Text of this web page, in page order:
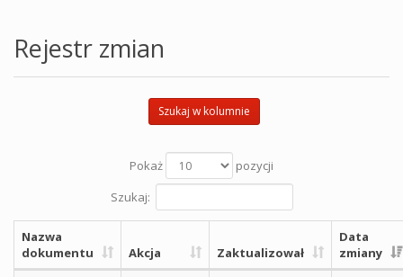
Rejestr zmian
Szukaj w kolumnie
Pokaż
pozycji
Szukaj:
Nazwa
dokumentu
Akcja Zaktualizował
Data
zmiany